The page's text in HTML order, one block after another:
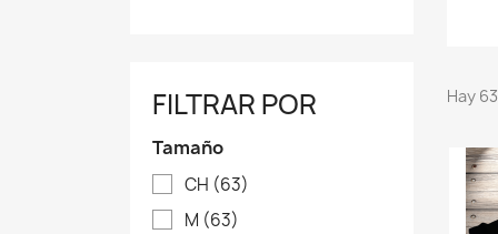
FILTRAR POR
Tamaño
CH (63)
M (63)
Hay